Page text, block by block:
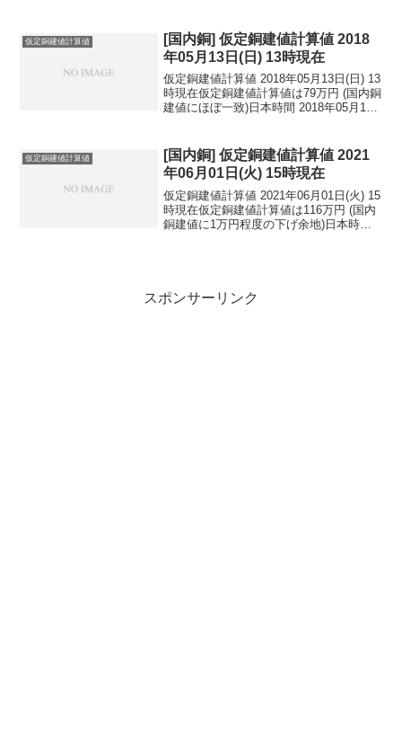
民元：1...
仮定銅建値計算値
[国内銅] 仮定銅建値計算値 2018
年05月13日(日) 13時現在
仮定銅建値計算値 2018年05月13日(日) 13
時現在仮定銅建値計算値は79万円 (国内銅
建値にほぼ一致)日本時間 2018年05月13
円...
仮定銅建値計算値
[国内銅] 仮定銅建値計算値 2021
年06月01日(火) 15時現在
仮定銅建値計算値 2021年06月01日(火) 15
時現在仮定銅建値計算値は116万円 (国内
銅建値に1万円程度の下げ余地)日本時間
スポンサーリンク